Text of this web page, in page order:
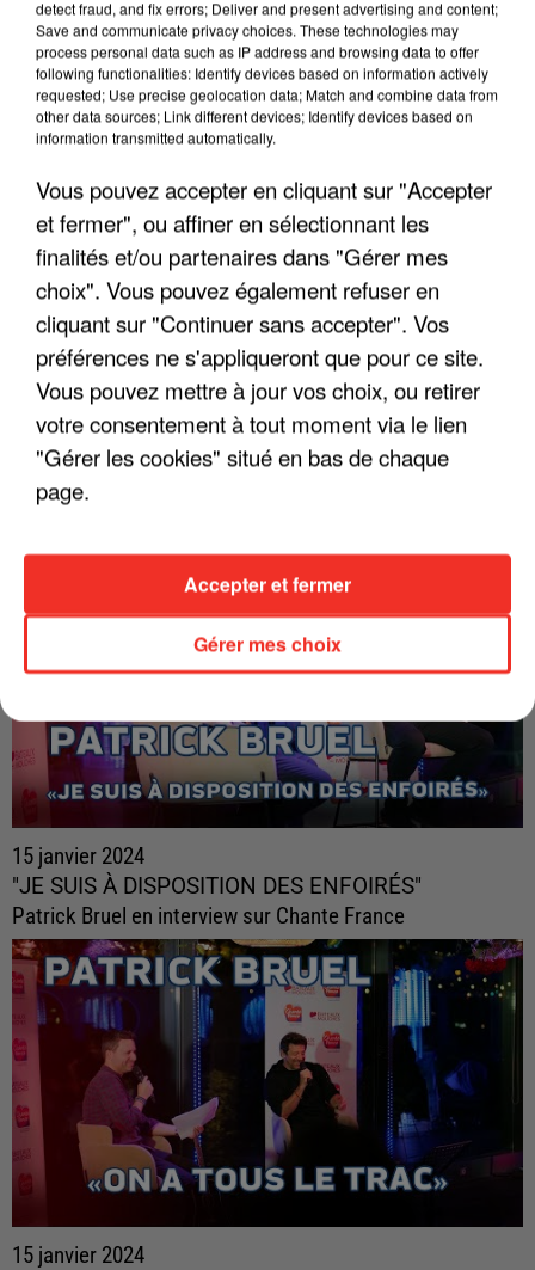
TITRES DIFFUSÉS
4h19
4h19
INDOCHINE
Le Grand Secret
4h14
4h14
FRANCE GALL
Tout Pour La Musique
4h10
4h10
CHRISTOPHE MAE
La Lune
LES INTERVIEWS CHANTE FRANCE
15 janvier 2024
"JE SUIS À DISPOSITION DES ENFOIRÉS"
Patrick Bruel en interview sur Chante France
15 janvier 2024
detect fraud, and fix errors; Deliver and present advertising and content;
Save and communicate privacy choices. These technologies may
process personal data such as IP address and browsing data to offer
following functionalities: Identify devices based on information actively
requested; Use precise geolocation data; Match and combine data from
other data sources; Link different devices; Identify devices based on
information transmitted automatically.
Vous pouvez accepter en cliquant sur "Accepter
et fermer", ou affiner en sélectionnant les
finalités et/ou partenaires dans "Gérer mes
choix". Vous pouvez également refuser en
cliquant sur "Continuer sans accepter". Vos
préférences ne s'appliqueront que pour ce site.
Vous pouvez mettre à jour vos choix, ou retirer
votre consentement à tout moment via le lien
"Gérer les cookies" situé en bas de chaque
page.
Gérer mes choix
Accepter et fermer